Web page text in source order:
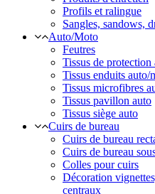
Profils et ralingue
Sangles, sandows,
Auto/Moto
Feutres
Tissus de protection
Tissus enduits auto/
Tissus microfibres
Tissus pavillon auto
Tissus siège auto
Cuirs de bureau
Cuirs de bureau
Cuirs de bureau
Colles pour cuirs
Décoration
centraux